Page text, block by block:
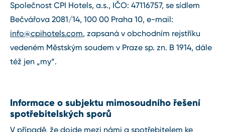
Společnost CPI Hotels, a.s., IČO: 47116757, se sídlem
Bečvářova 2081/14, 100 00 Praha 10, e⁠-⁠mail:
info@cpihotels.com, zapsaná v obchodním rejstříku
vedeném Městským soudem v Praze sp. zn. B 1914, dále
též jen „my“.
Informace o subjektu mimosoudního řešení
spotřebitelských sporů
V případě, že dojde mezi námi a spotřebitelem ke